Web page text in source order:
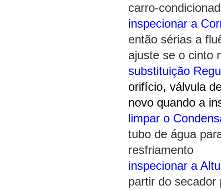
carro-
inspecionar a
então sérias a
ajuste se o cinto
substituição
orifício, válvula
novo quando a
limpar o
tubo de água
resfriamento
inspecionar a
partir do secador